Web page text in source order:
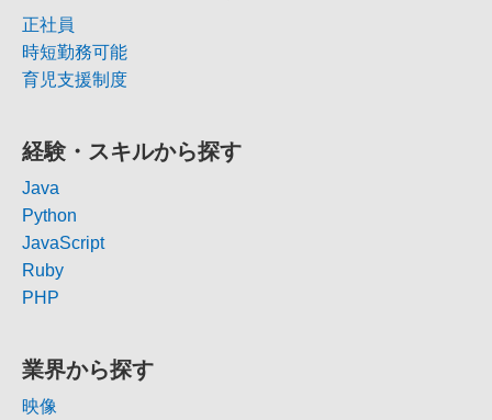
正社員
時短勤務可能
育児支援制度
経験・スキルから探す
Java
Python
JavaScript
Ruby
PHP
業界から探す
映像